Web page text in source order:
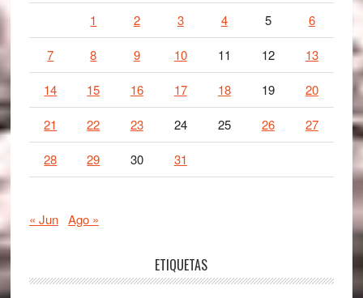
1 2 3 4 5 6
7 8 9 10 11 12 13
14 15 16 17 18 19 20
21 22 23 24 25 26 27
28 29 30 31
« Jun Ago »
ETIQUETAS